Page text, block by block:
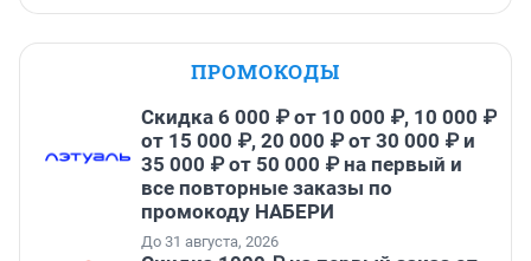
ПРОМОКОДЫ
Скидка 6 000 ₽ от 10 000 ₽, 10 000 ₽
от 15 000 ₽, 20 000 ₽ от 30 000 ₽ и
35 000 ₽ от 50 000 ₽ на первый и
все повторные заказы по
промокоду НАБЕРИ
До 31 августа, 2026